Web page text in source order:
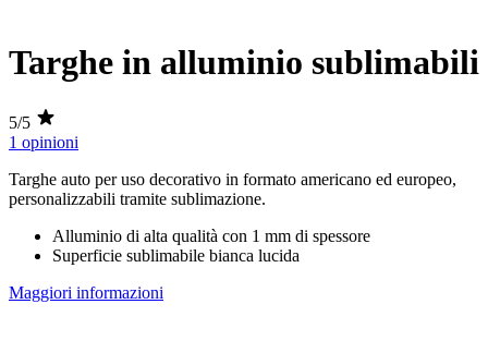
Targhe in alluminio sublimabili
5/5
1 opinioni
Targhe auto per uso decorativo in formato americano ed europeo,
personalizzabili tramite sublimazione.
Alluminio di alta qualità con 1 mm di spessore
Superficie sublimabile bianca lucida
Maggiori informazioni